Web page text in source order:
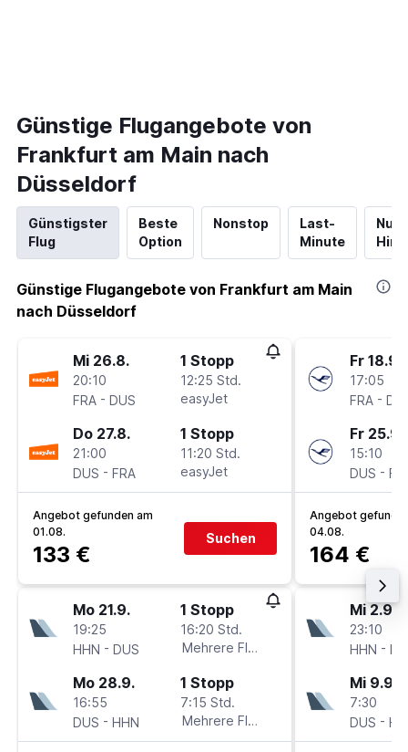
Günstige Flugangebote von
Frankfurt am Main nach
Düsseldorf
Günstigster
Flug
Beste
Option
Nonstop
Last-
Minute
Nur
Günstige Flugangebote von Frankfurt am Main
nach Düsseldorf
Mi 26.8.
20:10
FRA - DUS
1 Stopp
12:25 Std.
easyJet
Do 27.8.
21:00
DUS - FRA
1 Stopp
11:20 Std.
easyJet
Angebot gefunden am
01.08.
133 €
Suchen
Mo 21.9.
19:25
HHN - DUS
1 Stopp
16:20 Std.
Mehrere Fluglinien
Mo 28.9.
16:55
DUS - HHN
1 Stopp
7:15 Std.
Mehrere Fluglinien
Fr 18.9.
17:05
FRA -
Fr 25.9.
15:10
DUS -
Angebot
04.08.
164 €
Mi 2.9.
23:10
HHN -
Mi 9.9.
7:30
DUS -